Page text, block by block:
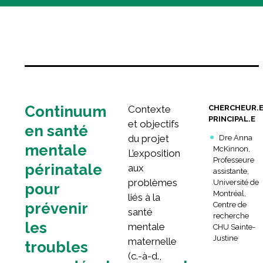
Rechercher :
Continuum
en santé
mentale
périnatale
pour
prévenir
les
troubles
Contexte
et objectifs
du projet
L’exposition
aux
problèmes
liés à la
santé
mentale
maternelle
(c.-à-d.,
CHERCHEUR.E
PRINCIPAL.E
Dre Anna
McKinnon,
Professeure
assistante,
Université de
Montréal,
Centre de
recherche
CHU Sainte-
Justine